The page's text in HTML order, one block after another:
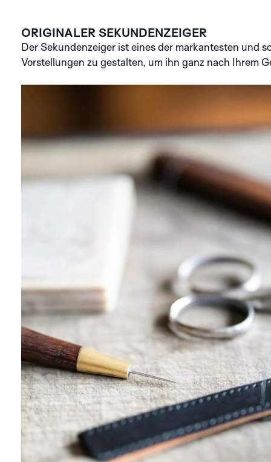
ORIGINALER SEKUNDENZEIGER
Der Sekundenzeiger ist eines der markantesten und
Vorstellungen zu gestalten, um ihn ganz nach Ihrem